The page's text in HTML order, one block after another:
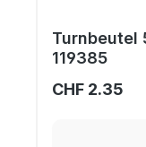
Turnbeutel
119385
CHF 2.35